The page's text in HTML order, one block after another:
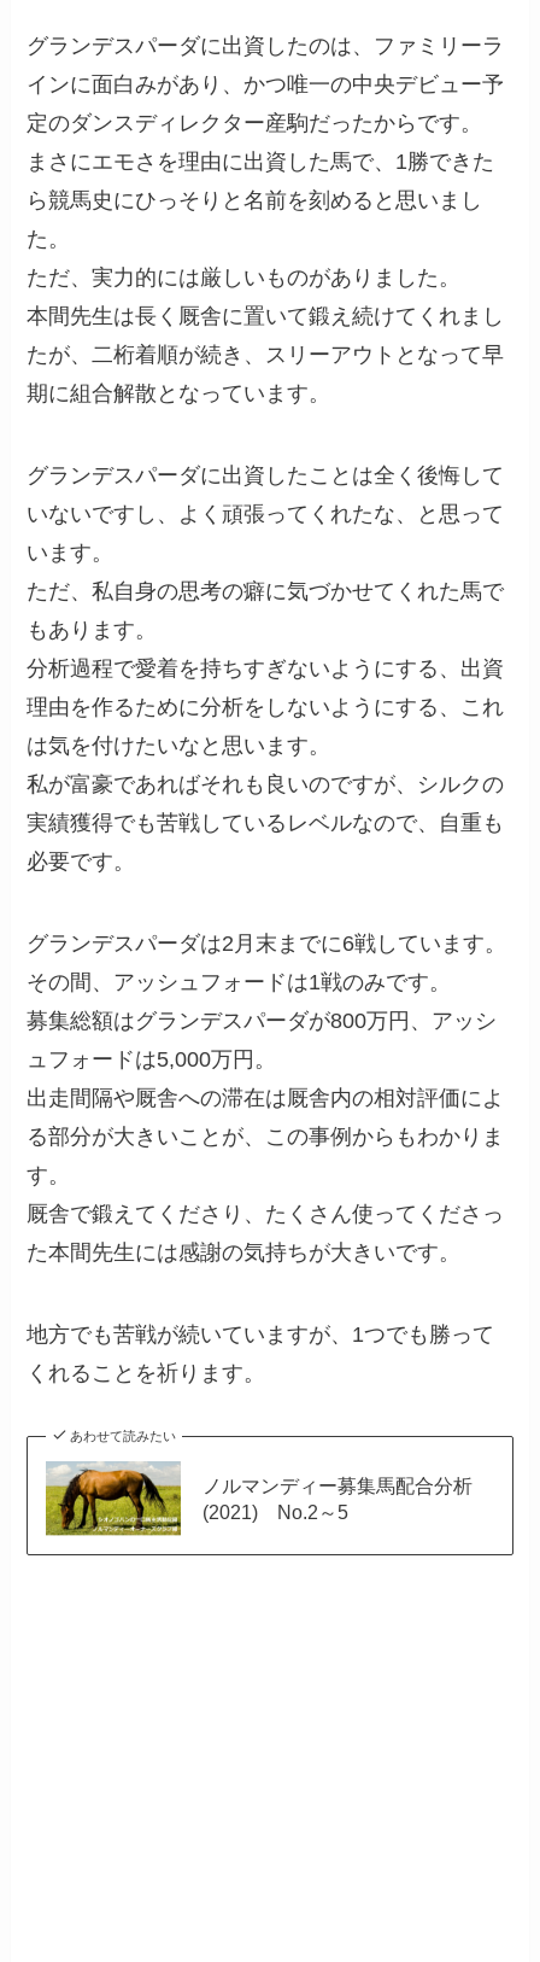
グランデスパーダに出資したのは、ファミリーラ
インに面白みがあり、かつ唯一の中央デビュー予
定のダンスディレクター産駒だったからです。
まさにエモさを理由に出資した馬で、1勝できた
ら競馬史にひっそりと名前を刻めると思いまし
た。
ただ、実力的には厳しいものがありました。
本間先生は長く厩舎に置いて鍛え続けてくれまし
たが、二桁着順が続き、スリーアウトとなって早
期に組合解散となっています。
グランデスパーダに出資したことは全く後悔して
いないですし、よく頑張ってくれたな、と思って
います。
ただ、私自身の思考の癖に気づかせてくれた馬で
もあります。
分析過程で愛着を持ちすぎないようにする、出資
理由を作るために分析をしないようにする、これ
は気を付けたいなと思います。
私が富豪であればそれも良いのですが、シルクの
実績獲得でも苦戦しているレベルなので、自重も
必要です。
グランデスパーダは2月末までに6戦しています。
その間、アッシュフォードは1戦のみです。
募集総額はグランデスパーダが800万円、アッシ
ュフォードは5,000万円。
出走間隔や厩舎への滞在は厩舎内の相対評価によ
る部分が大きいことが、この事例からもわかりま
す。
厩舎で鍛えてくださり、たくさん使ってくださっ
た本間先生には感謝の気持ちが大きいです。
地方でも苦戦が続いていますが、1つでも勝って
くれることを祈ります。
あわせて読みたい
ノルマンディー募集馬配合分析
(2021) No.2～5